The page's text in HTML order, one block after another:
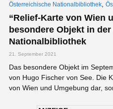
Österreichische Nationalbibliothek
“Relief-Karte von Wien
besondere Objekt in
Nationalbibliothek
21. September 2021
Das besondere Objekt im
von Hugo Fischer von See. Die
von Wien und Umgebung dar,